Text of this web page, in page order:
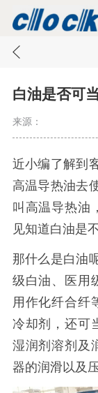
白油是否可
来源：
近小编了解到
高温导热油去
叫高温导热油
见知道白油是
那什么是白油
级白油、医用
用作化纤合纤
冷却剂，还可
湿润剂溶剂及
器的润滑以及